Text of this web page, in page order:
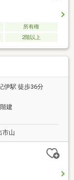
所有権
2階以上
伊駅 徒歩36分
建
市山